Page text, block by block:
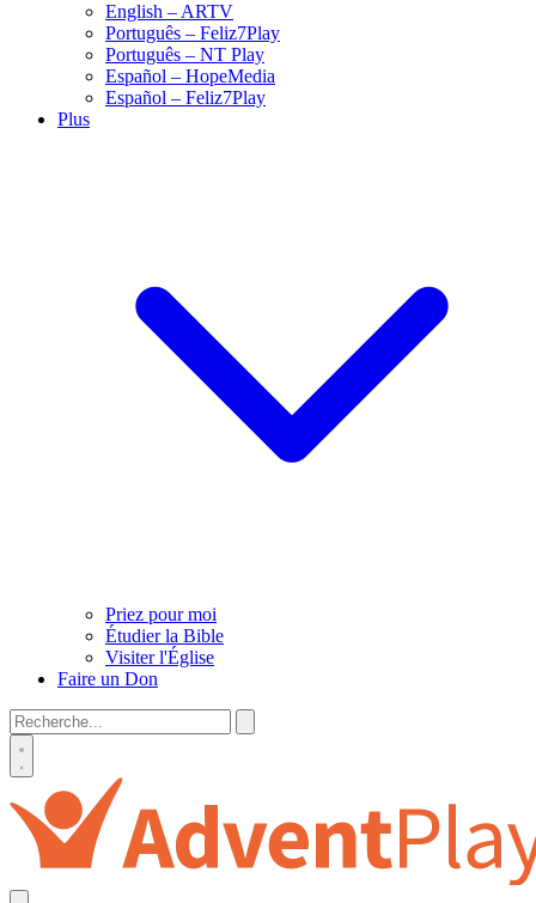
English – ARTV
Português – Feliz7Play
Português – NT Play
Español – HopeMedia
Español – Feliz7Play
Plus
Priez pour moi
Étudier la Bible
Visiter l'Église
Faire un Don